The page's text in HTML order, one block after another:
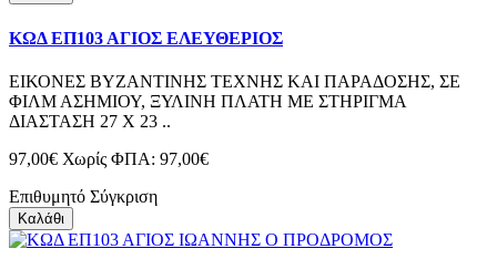
ΚΩΔ ΕΠ103 ΑΓΙΟΣ ΕΛΕΥΘΕΡΙΟΣ
ΕΙΚΟΝΕΣ ΒΥΖΑΝΤΙΝΗΣ ΤΕΧΝΗΣ ΚΑΙ ΠΑΡΑΔΟΣΗΣ, ΣΕ
ΦΙΛΜ ΑΣΗΜΙΟΥ, ΞΥΛΙΝΗ ΠΛΑΤΗ ΜΕ ΣΤΗΡΙΓΜΑ
ΔΙΑΣΤΑΣΗ 27 Χ 23 ..
97,00€ Χωρίς ΦΠΑ: 97,00€
Επιθυμητό Σύγκριση
Καλάθι